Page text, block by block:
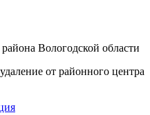
Вологодской области
от районного центра